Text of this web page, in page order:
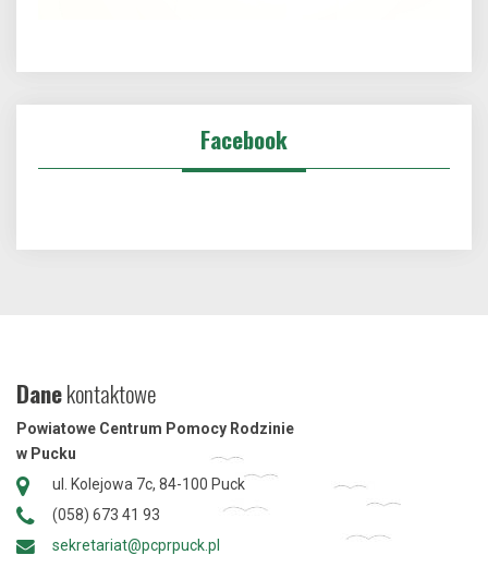
Facebook
Danekontaktowe
Powiatowe Centrum Pomocy Rodzinie
w Pucku
ul. Kolejowa 7c, 84-100 Puck
(058) 673 41 93
sekretariat@pcprpuck.pl